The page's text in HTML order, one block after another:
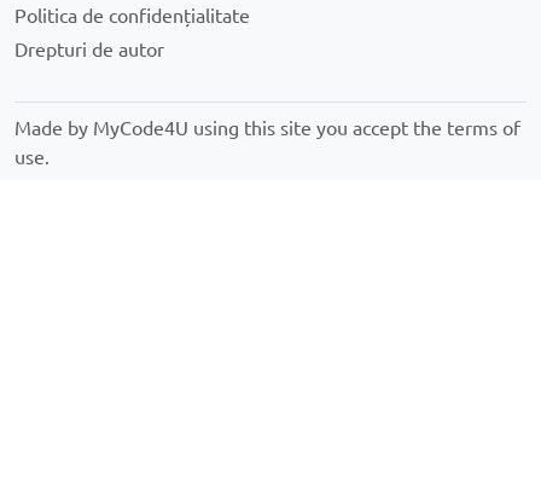
Politica de confidențialitate
Drepturi de autor
Made by MyCode4U using this site you accept the terms of
use.